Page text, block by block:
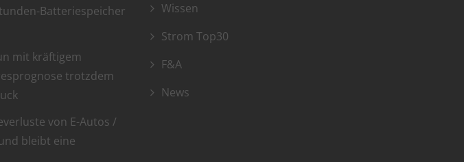
Batteriespeicher
mit kräftigem
trotzdem
von E-Autos /
bleibt eine
Wissen
Strom Top30
F&A
News